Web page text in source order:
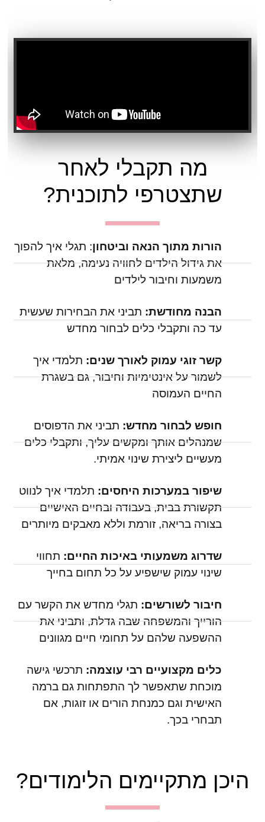
מה תקבלי לאחר
שתצטרפי לתוכנית?
הורות מתוך הנאה וביטחון: תגלי איך להפוך
את גידול הילדים לחוויה נעימה, מלאת
משמעות וחיבור לילדים
הבנה מחודשת: תביני את הבחירות שעשית
עד כה ותקבלי כלים לבחור מחדש
קשר זוגי עמוק לאורך שנים: תלמדי איך
לשמור על אינטימיות וחיבור, גם בשגרת
החיים העמוסה
חופש לבחור מחדש: תביני את הדפוסים
שמנהלים אותך ומקשים עליך, ותקבלי כלים
מעשיים ליצירת שינוי אמיתי.
שיפור במערכות היחסים: תלמדי איך לנווט
תקשורת בבית, בעבודה ובחיים האישיים
בצורה בריאה, זורמת וללא מאבקים מיותרים
שדרוג משמעותי באיכות החיים: תחווי
שינוי עמוק שישפיע על כל תחום בחייך
חיבור לשורשים: תגלי מחדש את הקשר עם
הורייך והמשפחה שבה גדלת, ותביני את
ההשפעה שלהם על תחומי חיים מגוונים
כלים מקצועיים רבי עוצמה: תרכשי גישה
מוכחת שתאפשר לך התפתחות גם ברמה
האישית וגם כמנחת הורים או זוגות, אם
תבחרי בכך.
היכן מתקיימים הלימודים?